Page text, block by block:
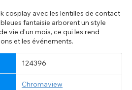
cosplay avec les lentilles de contact
fantaisie arborent un style
vie d'un mois, ce qui les rend
et les événements.
124396
Chromaview